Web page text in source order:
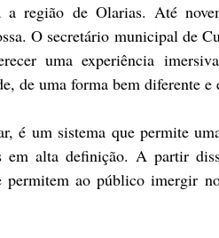
a região de Olarias. Até
O secretário municipal de
uma experiência
de uma forma bem diferente e
é um sistema que permite
em alta definição. A partir
ao público imergir